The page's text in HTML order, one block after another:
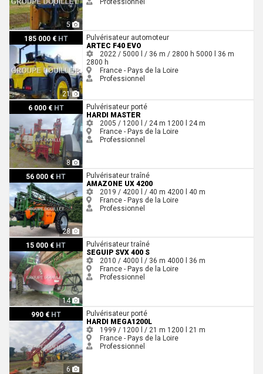
5
Professionnel
185 000 € HT
21
Artec F40 EVO
Pulvérisateur automoteur
ARTEC F40 EVO
2022 / 5000 l / 36 m / 2800 h 5000 l 36 m
2800 h
France - Pays de la Loire
Professionnel
6 000 € HT
8
Hardi MASTER
Pulvérisateur porté
HARDI MASTER
2005 / 1200 l / 24 m 1200 l 24 m
France - Pays de la Loire
Professionnel
56 000 € HT
28
Amazone UX 4200
Pulvérisateur traîné
AMAZONE UX 4200
2019 / 4200 l / 40 m 4200 l 40 m
France - Pays de la Loire
Professionnel
15 000 € HT
14
Seguip SVX 400 S
Pulvérisateur traîné
SEGUIP SVX 400 S
2010 / 4000 l / 36 m 4000 l 36 m
France - Pays de la Loire
Professionnel
990 € HT
6
Hardi MEGA1200L
Pulvérisateur porté
HARDI MEGA1200L
1999 / 1200 l / 21 m 1200 l 21 m
France - Pays de la Loire
Professionnel